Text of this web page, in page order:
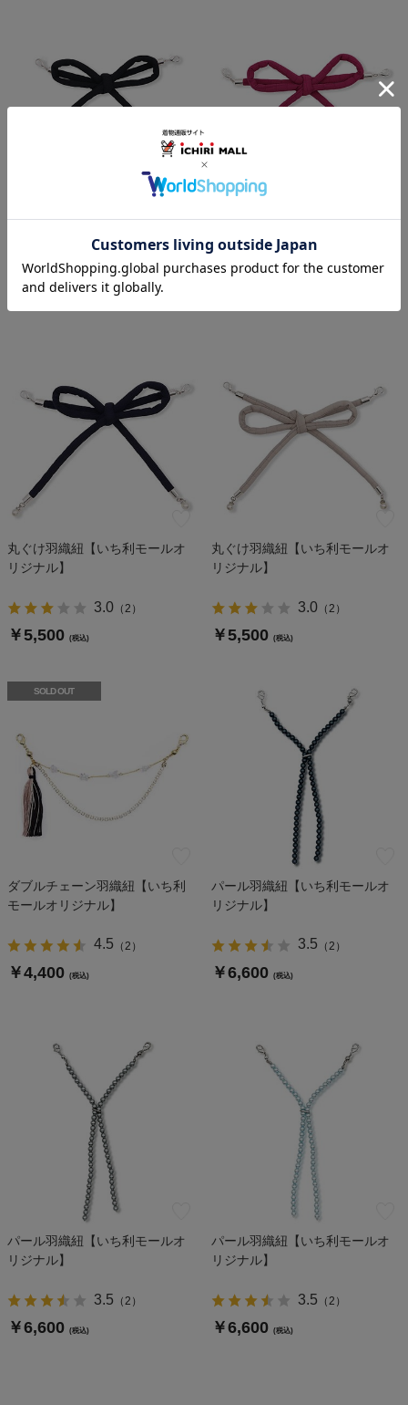
3.0（2）
￥5,500
3.0（2）
丸ぐけ羽織紐【いち利モールオ
リジナル】
3.0（2 ）
￥5,500 (税込)
丸ぐけ羽織紐【いち利モールオ
リジナル】
3.0（2 ）
￥5,500 (税込)
SOLD OUT
ダブルチェーン羽織紐【いち利
モールオリジナル】
4.5 （2 ）
￥4,400 (税込)
パール羽織紐【いち利モールオ
リジナル】
3.5 （2 ）
￥6,600 (税込)
パール羽織紐【いち利モールオ
リジナル】
3.5 （2 ）
￥6,600 (税込)
パール羽織紐【いち利モールオ
リジナル】
3.5 （2 ）
￥6,600 (税込)